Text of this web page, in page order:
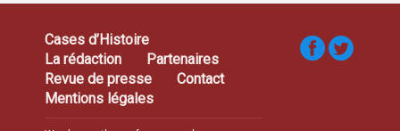
Cases d’Histoire
La rédaction
Partenaires
Revue de presse
Contact
Mentions légales